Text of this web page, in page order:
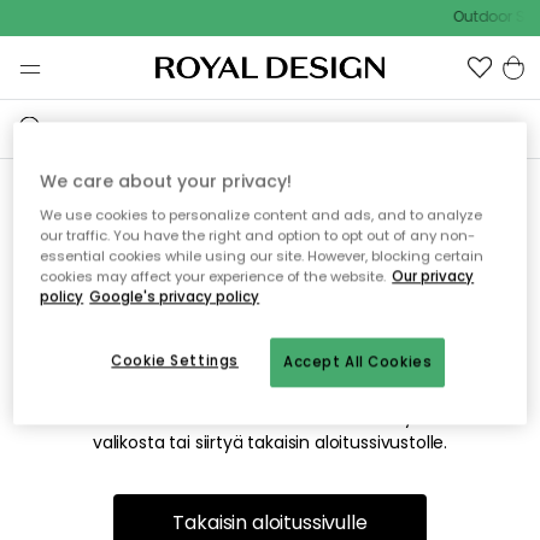
Outdoor
Emme valitettavasti löydä
etsimääsi sivua
Tämä voi johtua siitä, että sivua ei enää ole tai siitä, että se
on siirretty muualle. Pahoittelemme tästä mahdollisesti
valikosta tai siirtyä takaisin aloitussivustolle.
Takaisin aloitussivulle
We care about your privacy!
We use cookies to personalize content and ads, and to analyze
our traffic. You have the right and option to opt out of any non-
essential cookies while using our site. However, blocking certain
cookies may affect your experience of the website. Our privacy
policy Google's privacy policy
Accept All Cookies
Cookie Settings